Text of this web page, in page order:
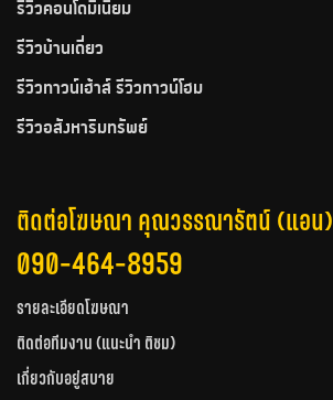
รีวิวคอนโดมิเนียม
รีวิวบ้านเดี่ยว
รีวิวทาวน์เฮ้าส์ รีวิวทาวน์โฮม
รีวิวอสังหาริมทรัพย์
ติดต่อโฆษณา คุณวรรณารัตน์ (แอน)
090-464-8959
รายละเอียดโฆษณา
ติดต่อทีมงาน (แนะนำ ติชม)
เกี่ยวกับอยู่สบาย